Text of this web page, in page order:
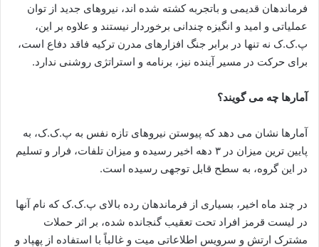
فرماندهان قدیمی و باتجربه کشته شده اند، نیروهای جدید از توان
عملیاتی و امید و انگیزه چندانی برخوردار نیستند و علاوه بر این،
پ.ک.ک نه تنها در برابر جنگ افزارهای مدرن ترکیه فاقد دفاع است،
برای حرکت در مسیر آینده نیز، برنامه و استراتژی روشنی ندارد.
آمارها چه می گویند؟
آمارها نشان می دهد که پیوستن نیروهای تازه نفس به پ.ک.ک، به
پایین ترین میزان در ۳ دهه اخیر رسیده و میزان تلفات، فرار و تسلیم
در این گروه، به سطح قابل توجهی رسیده است.
در چند ماه اخیر، بسیاری از فرماندهان رده بالای پ.ک.ک که نام آنها
در لیست قرمز افراد تحت تعقیب گنجانده شده، بر اثر حملات
مشترک ارتش و سرویس اطلاعاتی میت و غالباً با استفاده از پهپاد و